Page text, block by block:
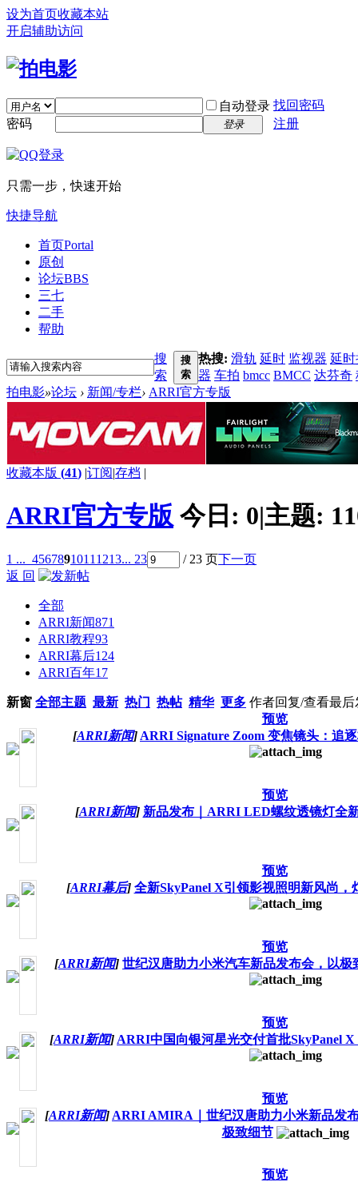
设为首页收藏本站
开启辅助访问
自动登录 找回密码
密码
登录 注册
只需一步，快速开始
快捷导航
首页Portal
原创
论坛BBS
三七
二手
帮助
搜
索
搜
索
热搜: 滑轨 延时 监视器 延
器 车拍 bmcc BMCC 达芬奇
拍电影»论坛 › 新闻/专栏› ARRI官方专版
收藏本版 (41) |订阅|存档 |
ARRI官方专版 今日: 0|主题:
1 ... 4567891011 1213... 23 / 23 页下一页
返 回
全部
ARRI新闻871
ARRI教程93
ARRI幕后124
ARRI百年17
新窗 全部主题 最新 热门 热帖 精华 更多 作者回复/查看最后
预览
[ARRI新闻] ARRI Signature Zoom 变焦镜头：追
预览
[ARRI新闻] 新品发布｜ARRI LED螺纹透镜灯全
预览
[ARRI幕后] 全新SkyPanel X引领影视照明新风尚，
预览
[ARRI新闻] 世纪汉唐助力小米汽车新品发布会，以极
预览
[ARRI新闻] ARRI中国向银河星光交付首批SkyPanel
预览
[ARRI新闻] ARRI AMIRA｜世纪汉唐助力小米新品发
极致细节
预览